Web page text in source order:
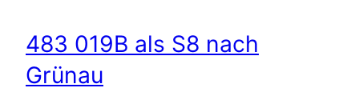
483 019B als S8 nach
Grünau